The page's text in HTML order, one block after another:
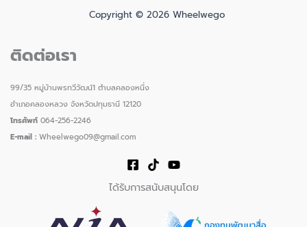
Copyright © 2026 Wheelwego
ติดต่อเรา
99/35 หมู่บ้านพรทวีวัฒน์1 ตำบลคลองหนึ่ง
อำเภอคลองหลวง จังหวัดปทุมธานี 12120
โทรศัพท์ 064-256-2246
E-mail : Wheelwego09@gmail.com
ได้รับการสนับสนุนโดย